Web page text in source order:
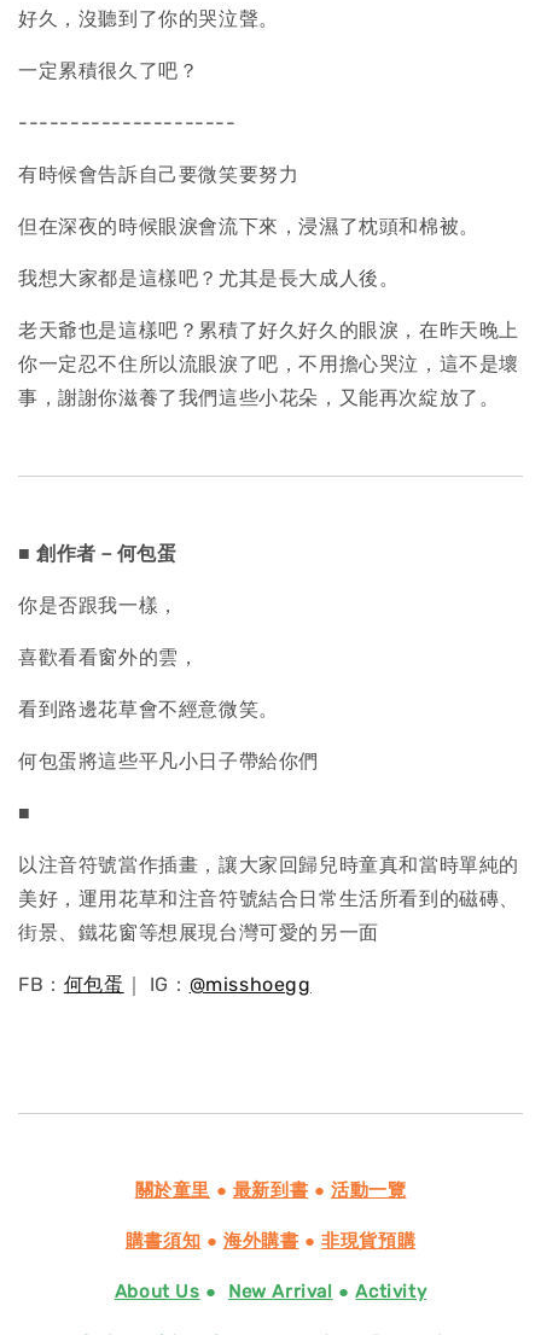
好久，沒聽到了你的哭泣聲。
一定累積很久了吧？
---------------------
有時候會告訴自己要微笑要努力
但在深夜的時候眼淚會流下來，浸濕了枕頭和棉被。
我想大家都是這樣吧？尤其是長大成人後。
老天爺也是這樣吧？累積了好久好久的眼淚，在昨天晚上
你一定忍不住所以流眼淚了吧，不用擔心哭泣，這不是壞
事，謝謝你滋養了我們這些小花朵，又能再次綻放了。
■ 創作者－何包蛋
你是否跟我一樣，
喜歡看看窗外的雲，
看到路邊花草會不經意微笑。
何包蛋將這些平凡小日子帶給你們
■
以注音符號當作插畫，讓大家回歸兒時童真和當時單純的
美好，運用花草和注音符號結合日常生活所看到的磁磚、
街景、鐵花窗等想展現台灣可愛的另一面
FB： 何包蛋 ｜ IG： @misshoegg
關於童里 ● 最新到書 ●活動一覽
購書須知 ● 海外購書 ●非現貨預購
About Us ● New Arrival ●Activity